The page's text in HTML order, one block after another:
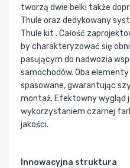
tworzą dwie belki także
Thule oraz dedykowany
Thule kit . Całość
by charakteryzować się
pasującym do nadwozia
samochodów. Oba
spasowane, gwarantując
montaż. Efektowny wygląd
wykorzystaniem czarnej
jakości.
Innowacyjna struktura